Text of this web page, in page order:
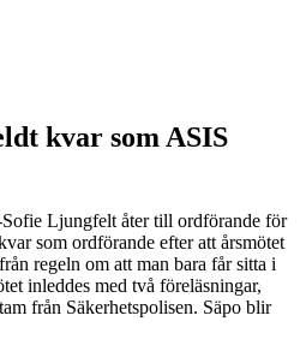
kvar som ASIS
Ljungfelt åter till ordförande för
som ordförande efter att årsmötet
regeln om att man bara får sitta i
inleddes med två föreläsningar,
från Säkerhetspolisen. Säpo blir